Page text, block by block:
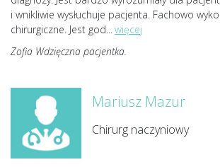
i wnikliwie wysłuchuje pacjenta. Fachowo
chirurgiczne. Jest god
więcej
Zofia Wdzięczna pacjentka.
Mariusz Mazur
Chirurg naczyniowy